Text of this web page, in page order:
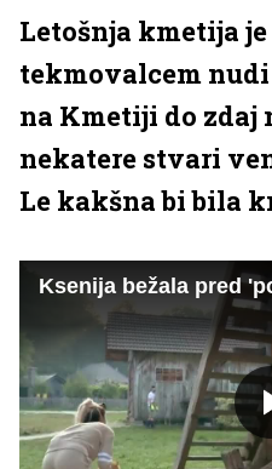
Letošnja kmetija
tekmovalcem
na Kmetiji do zdaj
nekatere stvari
Le kakšna bi bila
Ksenija bežala pred